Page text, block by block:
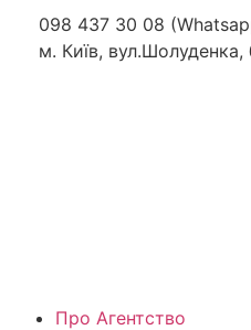
098 437 30 08
м. Київ, вул.Шолуденка,
Про Агентство